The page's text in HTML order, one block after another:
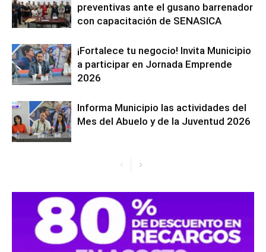
preventivas ante el gusano barrenador
con capacitación de SENASICA
¡Fortalece tu negocio! Invita Municipio
a participar en Jornada Emprende
2026
Informa Municipio las actividades del
Mes del Abuelo y de la Juventud 2026